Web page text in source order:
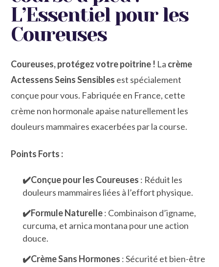
L’Essentiel pour les
Coureuses
Coureuses, protégez votre poitrine ! La crème
Actessens Seins Sensibles est spécialement
conçue pour vous. Fabriquée en France, cette
crème non hormonale apaise naturellement les
douleurs mammaires exacerbées par la course.
Points Forts :
✔️Conçue pour les Coureuses : Réduit les
douleurs mammaires liées à l’effort physique.
✔️Formule Naturelle: Combinaison d’igname,
curcuma, et arnica montana pour une action
douce.
✔️Crème Sans Hormones : Sécurité et bien-être